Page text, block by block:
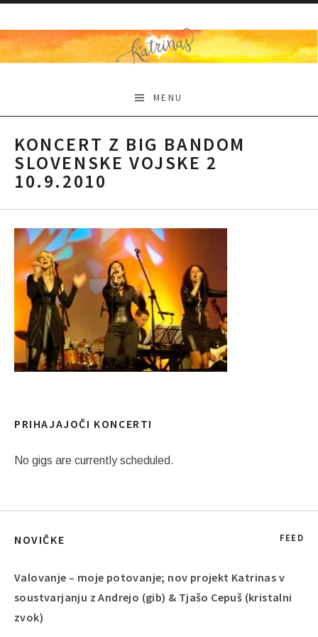
to
content
KATRINAS MENU
KONCERT Z BIG BANDOM
SLOVENSKE VOJSKE 2
10.9.2010
PRIHAJAJOČI KONCERTI
No gigs are currently scheduled.
NOVIČKE FEED
Valovanje – moje potovanje; nov projekt Katrinas v
soustvarjanju z Andrejo (gib) & Tjašo Cepuš (kristalni
zvok)